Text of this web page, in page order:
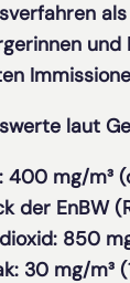
laut
400 mg/m³
der EnBW
850
30 mg/m³